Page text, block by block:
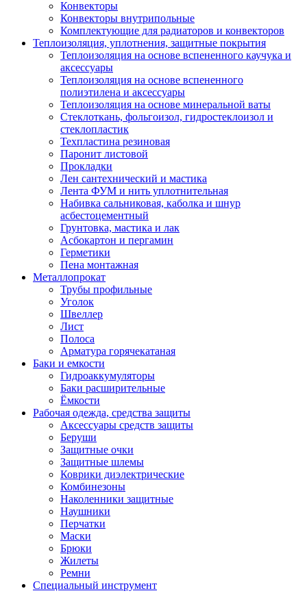
Конвекторы
Конвекторы внутрипольные
Комплектующие для радиаторов и конвекторов
Теплоизоляция, уплотнения, защитные покрытия
Теплоизоляция на основе вспененного каучука и
аксессуары
Теплоизоляция на основе вспененного
полиэтилена и аксессуары
Теплоизоляция на основе минеральной ваты
Стеклоткань, фольгоизол, гидростеклоизол и
стеклопластик
Техпластина резиновая
Паронит листовой
Прокладки
Лен сантехнический и мастика
Лента ФУМ и нить уплотнительная
Набивка сальниковая, каболка и шнур
асбестоцементный
Грунтовка, мастика и лак
Асбокартон и пергамин
Герметики
Пена монтажная
Металлопрокат
Трубы профильные
Уголок
Швеллер
Лист
Полоса
Арматура горячекатаная
Баки и емкости
Гидроаккумуляторы
Баки расширительные
Ёмкости
Рабочая одежда, средства защиты
Аксессуары средств защиты
Беруши
Защитные очки
Защитные шлемы
Коврики диэлектрические
Комбинезоны
Наколенники защитные
Наушники
Перчатки
Маски
Брюки
Жилеты
Ремни
Специальный инструмент